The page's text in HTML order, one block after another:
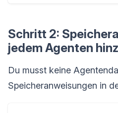
Schritt 2:
jedem Agenten
Du musst keine
Speicheranweisungen in